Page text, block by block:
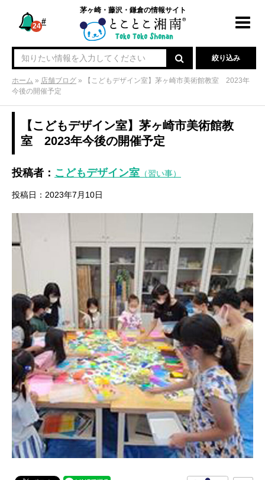
#
24
茅ヶ崎・藤沢・鎌倉の情報サイト
絞り込み
ホーム » 店舗ブログ »
【こどもデザイン室】茅ヶ崎市美術館教室 2023年
今後の開催予定
【こどもデザイン室】茅ヶ崎市美術館教
室 2023年今後の開催予定
投稿者： こどもデザイン室 （習い事）
投稿日：2023年7月10日